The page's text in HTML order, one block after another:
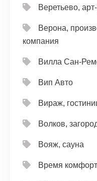
Веретьево,
Верона,
компания
Вилла Сан-
Вип Авто
Вираж,
Волков,
Вояж, сауна
Время